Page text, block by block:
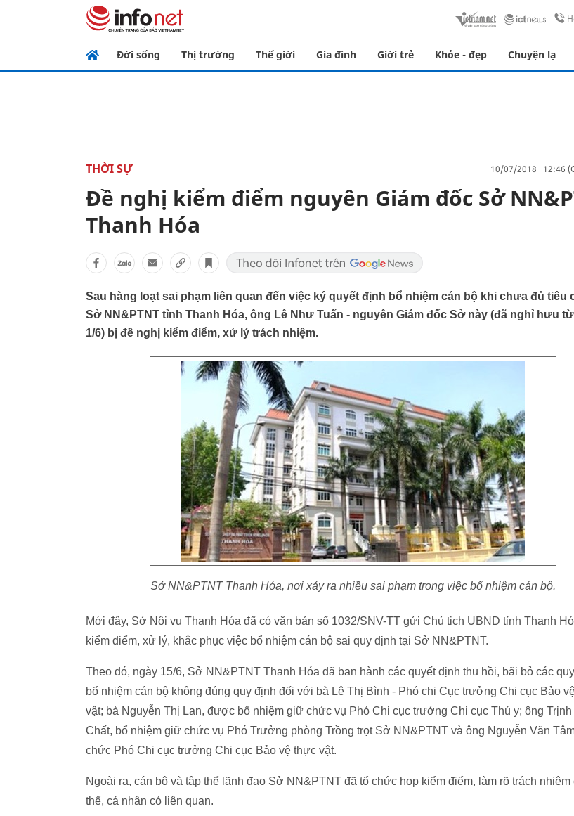
Đời sống Thị trường Thế giới Gia đình Giới trẻ Khỏe - đẹp Chuyện lạ
THỜI SỰ 10/07/2018 12:46
Đề nghị kiểm điểm nguyên Giám đốc Sở
Thanh Hóa
Sau hàng loạt sai phạm liên quan đến việc ký quyết định bổ nhiệm cán bộ khi chưa đủ tiêu
Sở NN&PTNT tỉnh Thanh Hóa, ông Lê Như Tuấn - nguyên Giám đốc Sở này (đã nghỉ hưu
1/6) bị đề nghị kiểm điểm, xử lý trách nhiệm.
Sở NN&PTNT Thanh Hóa, nơi xảy ra nhiều sai phạm trong việc bổ nhiệm cán bộ.
Mới đây, Sở Nội vụ Thanh Hóa đã có văn bản số 1032/SNV-TT gửi Chủ tịch UBND tỉnh Thanh
kiểm điểm, xử lý, khắc phục việc bổ nhiệm cán bộ sai quy định tại Sở NN&PTNT.
Theo đó, ngày 15/6, Sở NN&PTNT Thanh Hóa đã ban hành các quyết định thu hồi, bãi bỏ các
bổ nhiệm cán bộ không đúng quy định đối với bà Lê Thị Bình - Phó chi Cục trưởng Chi cục Bảo
vật; bà Nguyễn Thị Lan, được bổ nhiệm giữ chức vụ Phó Chi cục trưởng Chi cục Thú y; ông Trịnh
Chất, bổ nhiệm giữ chức vụ Phó Trưởng phòng Trồng trọt Sở NN&PTNT và ông Nguyễn Văn
chức Phó Chi cục trưởng Chi cục Bảo vệ thực vật.
Ngoài ra, cán bộ và tập thể lãnh đạo Sở NN&PTNT đã tổ chức họp kiểm điểm, làm rõ trách nhiệm
thể, cá nhân có liên quan.